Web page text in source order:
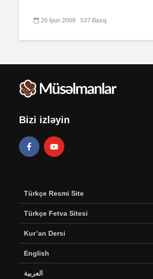
26 İyun 2009 537 Baxış
Bizi izləyin
Türkçe Resmi Site
Türkçe Fetva Sitesi
Kur’an Dersi
English
العربية